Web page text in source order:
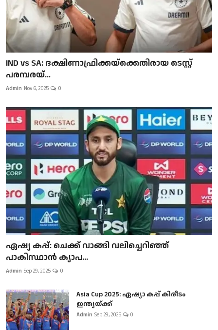
IND vs SA: ദക്ഷിണാഫ്രിക്കയ്‌ക്കെതിരായ ടെസ്റ്റ്
പരമ്പരയ്...
Admin Nov 6, 2025 0
ഏഷ്യ കപ്പ്: ചെക്ക് വാങ്ങി വലിച്ചെറിഞ്ഞ്
പാകിസ്ഥാൻ ക്യാപ...
Admin Sep 29, 2025 0
Asia Cup 2025: ഏഷ്യാ കപ്പ് കിരീടം
ഇന്ത്യയ്ക്ക്
Admin Sep 29, 2025 0